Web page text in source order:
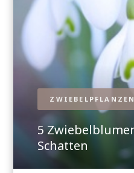
ZWIEBELPFLANZEN
5 Zwiebelblumen für den
Schatten